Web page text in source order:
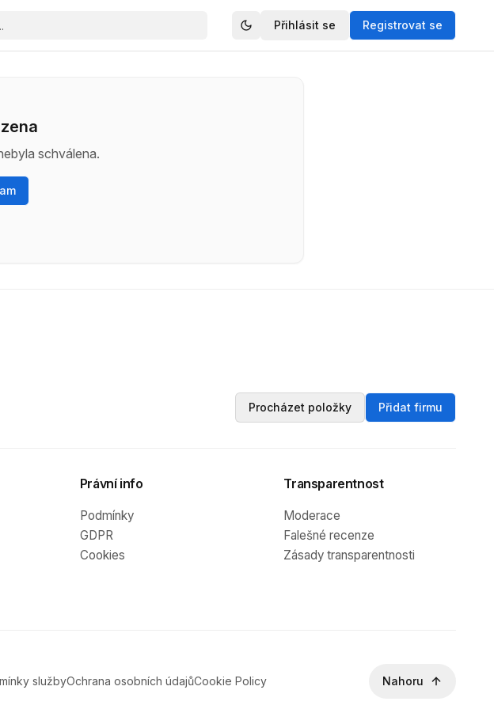
Přihlásit se Registrovat se
schválena.
Procházet položky Přidat firmu
Právní info
Podmínky
GDPR
Cookies
Transparentnost
Moderace
Falešné recenze
Zásady transparentnosti
službyOchrana osobních údajůCookie Policy Nahoru